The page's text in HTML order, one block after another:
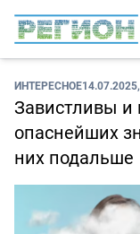
ИНТЕРЕСНОЕ
Завистливы и
опаснейших
них подальше